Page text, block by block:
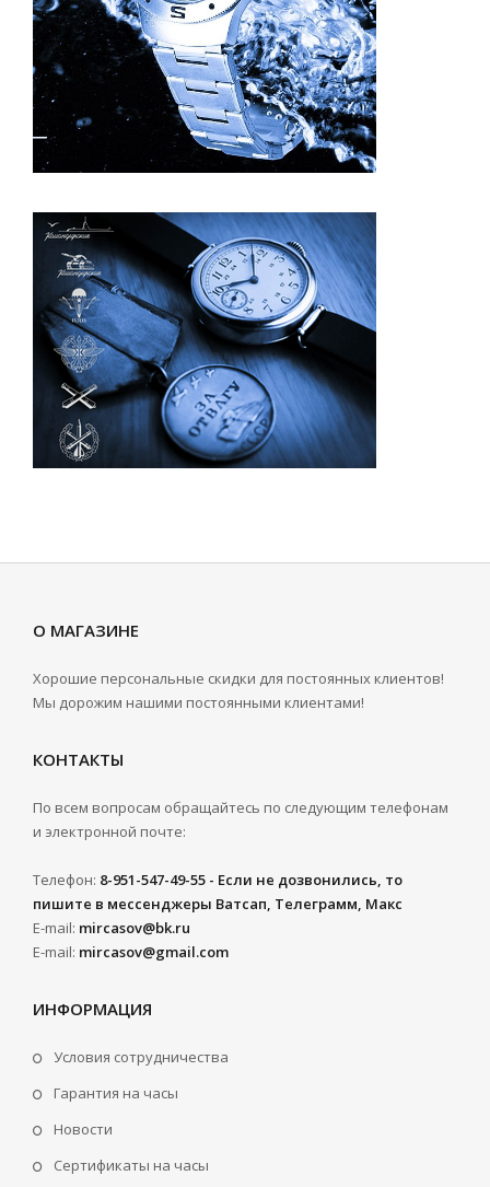
О МАГАЗИНЕ
Хорошие персональные скидки для постоянных клиентов!
Мы дорожим нашими постоянными клиентами!
КОНТАКТЫ
По всем вопросам обращайтесь по следующим телефонам
и электронной почте:
Телефон: 8-951-547-49-55 - Если не дозвонились, то
пишите в мессенджеры Ватсап, Телеграмм, Макс
E-mail: mircasov@bk.ru
E-mail: mircasov@gmail.com
ИНФОРМАЦИЯ
Условия сотрудничества
Гарантия на часы
Новости
Сертификаты на часы